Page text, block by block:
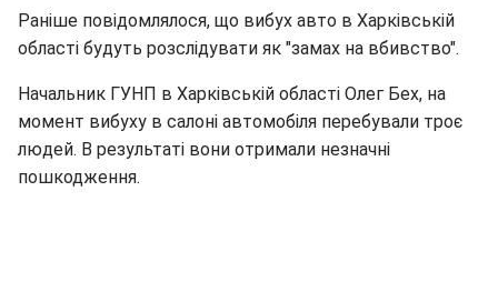
Раніше повідомлялося, що вибух авто в Харківській
області будуть розслідувати як "замах на вбивство".
Начальник ГУНП в Харківській області Олег Бех, на
момент вибуху в салоні автомобіля перебували троє
людей. В результаті вони отримали незначні
пошкодження.